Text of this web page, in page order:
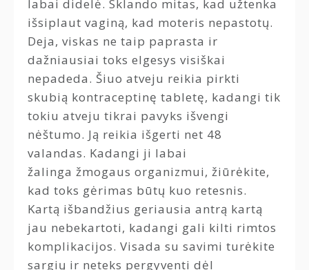
labai didelė. Sklando mitas, kad užtenka
išsiplaut vaginą, kad moteris nepastotų.
Deja, viskas ne taip paprasta ir
dažniausiai toks elgesys visiškai
nepadeda. Šiuo atveju reikia pirkti
skubią kontraceptinę tabletę, kadangi tik
tokiu atveju tikrai pavyks išvengi
nėštumo. Ją reikia išgerti net 48
valandas. Kadangi ji labai
žalinga žmogaus organizmui, žiūrėkite,
kad toks gėrimas būtų kuo retesnis.
Kartą išbandžius geriausia antrą kartą
jau nebekartoti, kadangi gali kilti rimtos
komplikacijos. Visada su savimi turėkite
sargių ir neteks pergyventi dėl